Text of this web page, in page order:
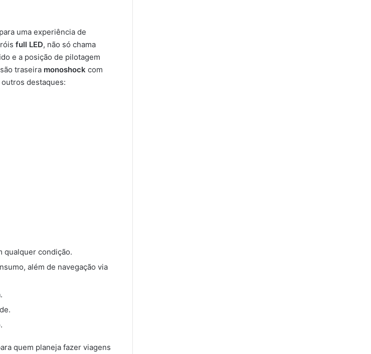
uma experiência de
full LED, não só chama
e a posição de pilotagem
traseira monoshock com
destaques:
qualquer condição.
além de navegação via
quem planeja fazer viagens